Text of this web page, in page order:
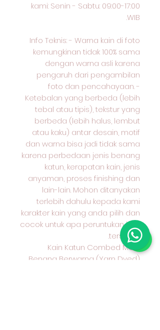
kami: Senin - Sabtu: 09:00-17:00
WIB.
Info Teknis: - Warna kain di foto
kemungkinan tidak 100% sama
dengan warna asli karena
pengaruh dari pengambilan
foto dan pencahayaan. -
Ketebalan yang berbeda (lebih
tebal atau tipis), tekstur yang
berbeda (lebih halus, lembut
atau kaku) antar desain, motif
dan warna bisa jadi tidak sama
karena perbedaan jenis benang
katun, kerapatan kain, jenis
anyaman, proses finishing dan
lain-lain. Mohon ditanyakan
terlebih dahulu kepada kami
karakter kain yang anda pilih dan
cocok untuk apa peruntukan kain
tersebut.
Kain Katun Combed Motif
Benang Berwarna (Yarn Dyed)